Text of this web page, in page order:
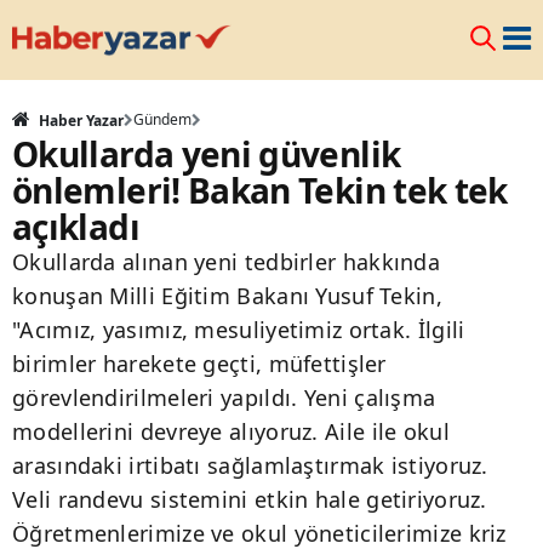
Haber Yazar Gündem
Okullarda yeni güvenlik
önlemleri! Bakan Tekin tek tek
açıkladı
Okullarda alınan yeni tedbirler hakkında
konuşan Milli Eğitim Bakanı Yusuf Tekin,
"Acımız, yasımız, mesuliyetimiz ortak. İlgili
birimler harekete geçti, müfettişler
görevlendirilmeleri yapıldı. Yeni çalışma
modellerini devreye alıyoruz. Aile ile okul
arasındaki irtibatı sağlamlaştırmak istiyoruz.
Veli randevu sistemini etkin hale getiriyoruz.
Öğretmenlerimize ve okul yöneticilerimize kriz